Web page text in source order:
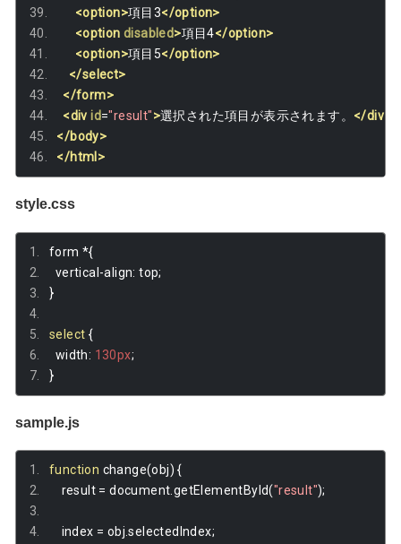
<option>項目3</option>
<option disabled>項目4</option>
<option>項目5</option>
</select>
</form>
<div id="result">選択された項目が表示されます。 </div>
</body>
</html>
style.css
form *{
  vertical
-align: top;
}
select {
  width
: 130px;
}
sample.js
function change(obj) {
    result
= document.getElementById("result");
    index
= obj.selectedIndex;